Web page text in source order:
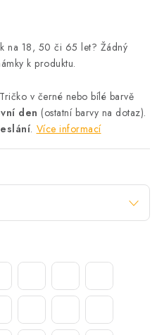
na 18, 50 či 65 let? Žádný
k produktu.
v černé nebo bílé barvě
den (ostatní barvy na dotaz).
. Více informací